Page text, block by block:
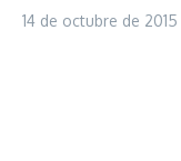
14 de octubre de 2015